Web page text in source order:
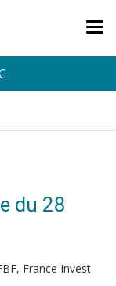
du 28
France Invest